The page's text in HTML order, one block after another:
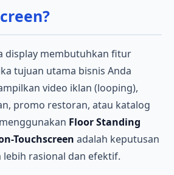
display membutuhkan fitur
tujuan utama bisnis Anda
video iklan (looping),
promo restoran, atau katalog
Floor Standing
Touchscreen adalah keputusan
lebih rasional dan efektif.